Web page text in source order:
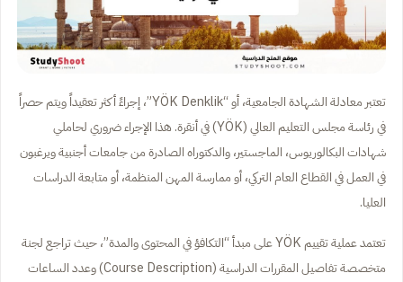
تعتبر معادلة الشهادة الجامعية، أو “YÖK Denklik”، إجراءً أكثر تعقيداً ويتم حصراً
في رئاسة مجلس التعليم العالي (YÖK) في أنقرة. هذا الإجراء ضروري لحاملي
شهادات البكالوريوس، الماجستير، والدكتوراه الصادرة من جامعات أجنبية ويرغبون
في العمل في القطاع العام التركي، أو ممارسة المهن المنظمة، أو متابعة الدراسات
العليا.
تعتمد عملية تقييم YÖK على مبدأ “التكافؤ في المحتوى والمدة”، حيث تراجع لجنة
متخصصة تفاصيل المقررات الدراسية (Course Description) وعدد الساعات